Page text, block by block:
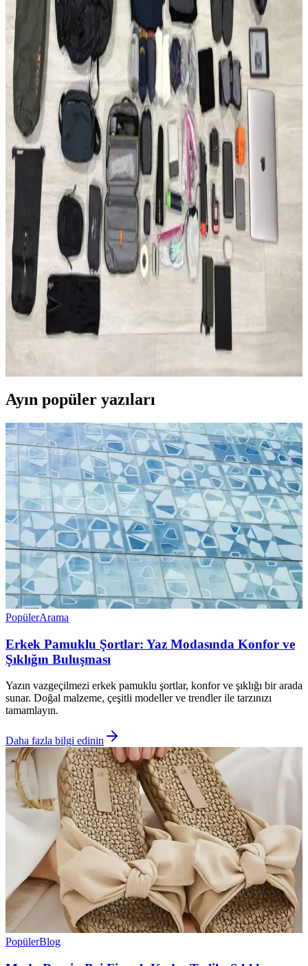
Fonksiyonellik Üzerine 6 Aylık Değerlendirme
Evergoods CPL16, su şişesi cebi olmadan tasarım bütünlüğü ve
kullanım kolaylığı sunar. 16 litrelik kapasitesi, dayanıklı malzemesi
ve dengeli yapısıyla günlük kullanım ve kısa seyahatler için
uygundur.
Able Carry Max EDC ve Aer Travel Pack 4 28L (X-
Pac) Sırt Çantası Karşılaştırması
Able Carry Max EDC ve Aer Travel Pack 4 28L sırt çantaları,
malzeme kalitesi, taşıma konforu ve organizasyon özellikleriyle
günlük kullanım ve seyahat ihtiyaçlarına farklı çözümler sunuyor.
50 Günlük Güney Avrupa Seyahati İçin Minimalist
Tek Çanta Hazırlığı ve İpuçları
Güney Avrupa'da 50 gün süren seyahatte sadece 35 litrelik sırt
çantası kullanılarak hafiflik ve işlevsellik ön planda tutuldu. Kıyafet,
teknoloji ve bakım önerileriyle minimal seyahat deneyimi anlatılıyor.
2026 Asya ve Okyanusya Sırt Çantası Seyahati İçin
Ekipman ve Planlama Rehberi
2026'da başlayacak Asya ve Okyanusya sırt çantası seyahati için
detaylı ekipman ve planlama önerileri sunulmaktadır. Seyahat rotası,
Ayın popüler yazıları
PopülerArama
Erkek Pamuklu Şortlar: Yaz Modasında Konfor ve
Şıklığın Buluşması
Yazın vazgeçilmezi erkek pamuklu şortlar, konfor ve şıklığı bir arada
sunar. Doğal malzeme, çeşitli modeller ve trendler ile tarzınızı
tamamlayın.
Daha fazla bilgi edinin
PopülerBlog